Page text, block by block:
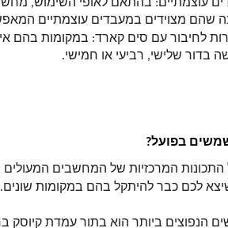
שהם מצוידים במעבדים עוצמתיים
בדור שלישי, רביעי או חמישי.
בפועל?
לכם כבר להיתקל בהם במקומות שונים.